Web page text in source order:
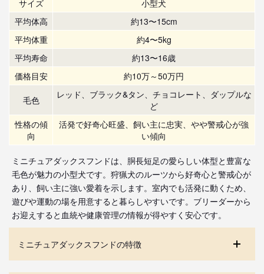
サイズ
小型犬
平均体高
約13〜15cm
平均体重
約4〜5kg
平均寿命
約13〜16歳
価格目安
約10万～50万円
毛色
レッド、ブラック&タン、チョコレート、ダップルな
ど
性格の傾
向
活発で好奇心旺盛、飼い主に忠実、やや警戒心が強
い傾向
ミニチュアダックスフンドは、胴長短足の愛らしい体型と豊富な
毛色が魅力の小型犬です。狩猟犬のルーツから好奇心と警戒心が
あり、飼い主に強い愛着を示します。室内でも活発に動くため、
遊びや運動の場を用意すると暮らしやすいです。ブリーダーから
お迎えすると血統や健康管理の情報が得やすく安心です。
ミニチュアダックスフンドの特徴